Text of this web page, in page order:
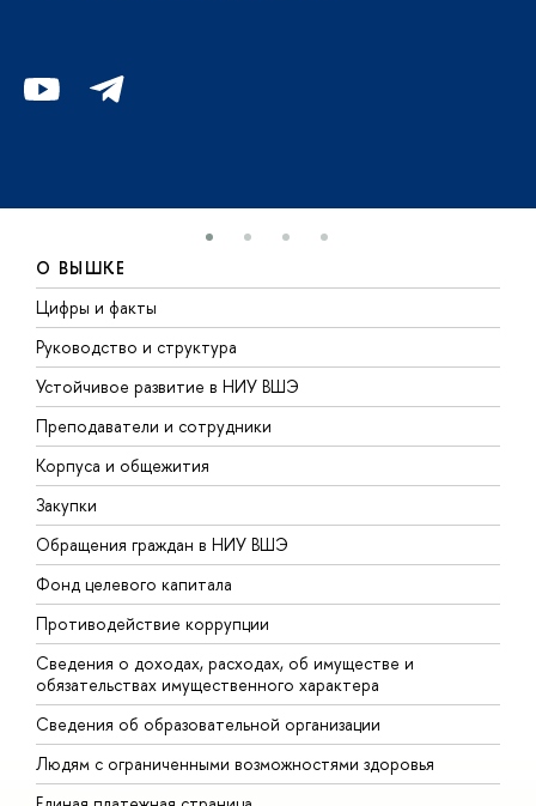
О ВЫШКЕ
Цифры и факты
Руководство и структура
Устойчивое развитие в НИУ ВШЭ
Преподаватели и сотрудники
Корпуса и общежития
Закупки
Обращения граждан в НИУ ВШЭ
Фонд целевого капитала
Противодействие коррупции
Сведения о доходах, расходах, об имуществе и
обязательствах имущественного характера
Сведения об образовательной организации
Людям с ограниченными возможностями здоровья